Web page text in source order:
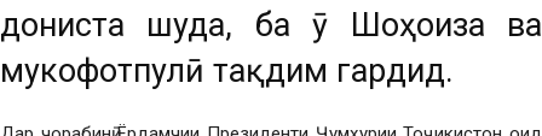
дониста шуда, ба ӯ Шоҳҷоиза ва
мукофотпулӣ тақдим гардид.